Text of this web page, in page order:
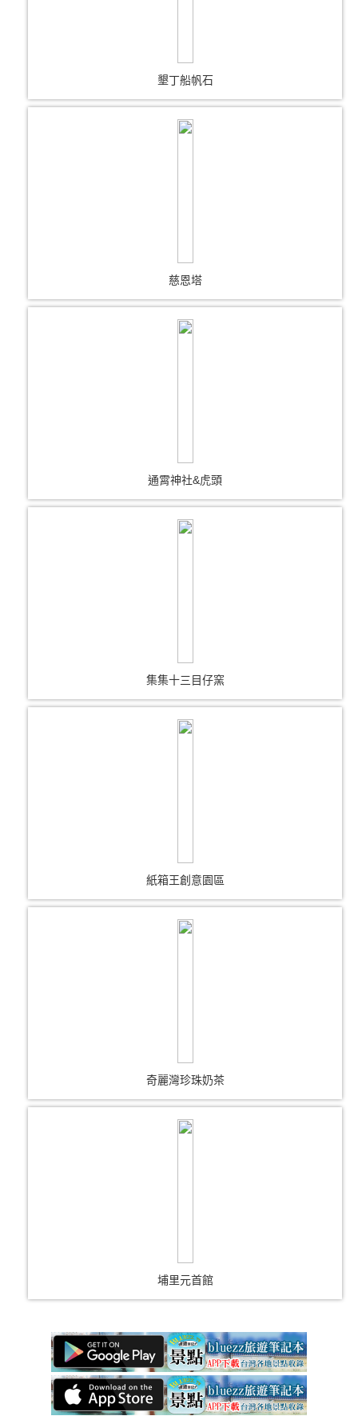
墾丁船帆石
慈恩塔
通霄神社&虎頭
集集十三目仔窯
紙箱王創意園區
奇麗灣珍珠奶茶
埔里元首館